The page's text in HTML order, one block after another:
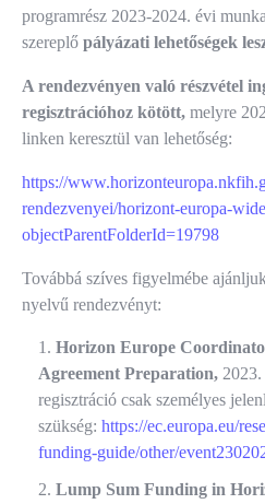
programrész 2023-2024. évi
szereplő pályázati lehetőségek
A rendezvényen való részvétel
regisztrációhoz kötött, melyre
linken keresztül van lehetőség:
https://
rendezvenyei/horizont-europa-
objectParentFolderId=19798
Továbbá szíves figyelmébe
nyelvű rendezvényt:
Horizon Europe
Agreement Preparation,
regisztráció csak személyes
szükség: https://ec.europa.eu/
funding-guide/other/
Lump Sum Funding in